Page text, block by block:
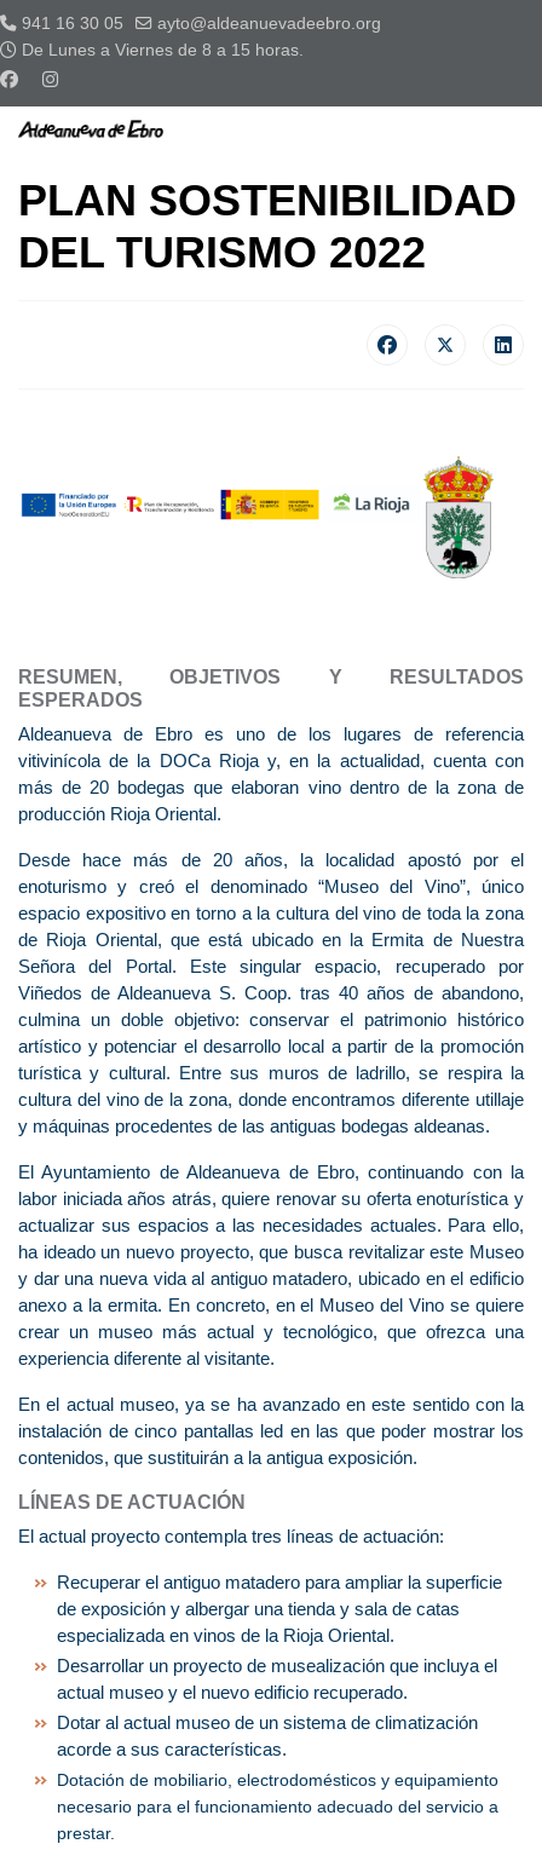
941 16 30 05
ayto@aldeanuevadeebro.org
De Lunes a Viernes de 8 a 15 horas.
PLAN SOSTENIBILIDAD
DEL TURISMO 2022
RESUMEN, OBJETIVOS Y RESULTADOS
ESPERADOS
Aldeanueva de Ebro es uno de los lugares de referencia
vitivinícola de la DOCa Rioja y, en la actualidad, cuenta con
más de 20 bodegas que elaboran vino dentro de la zona de
producción Rioja Oriental.
Desde hace más de 20 años, la localidad apostó por el
enoturismo y creó el denominado “Museo del Vino”, único
espacio expositivo en torno a la cultura del vino de toda la zona
de Rioja Oriental, que está ubicado en la Ermita de Nuestra
Señora del Portal. Este singular espacio, recuperado por
Viñedos de Aldeanueva S. Coop. tras 40 años de abandono,
culmina un doble objetivo: conservar el patrimonio histórico
artístico y potenciar el desarrollo local a partir de la promoción
turística y cultural. Entre sus muros de ladrillo, se respira la
cultura del vino de la zona, donde encontramos diferente utillaje
y máquinas procedentes de las antiguas bodegas aldeanas.
El Ayuntamiento de Aldeanueva de Ebro, continuando con la
labor iniciada años atrás, quiere renovar su oferta enoturística y
actualizar sus espacios a las necesidades actuales. Para ello,
ha ideado un nuevo proyecto, que busca revitalizar este Museo
y dar una nueva vida al antiguo matadero, ubicado en el edificio
anexo a la ermita. En concreto, en el Museo del Vino se quiere
crear un museo más actual y tecnológico, que ofrezca una
experiencia diferente al visitante.
En el actual museo, ya se ha avanzado en este sentido con la
instalación de cinco pantallas led en las que poder mostrar los
contenidos, que sustituirán a la antigua exposición.
LÍNEAS DE ACTUACIÓN
El actual proyecto contempla tres líneas de actuación:
Recuperar el antiguo matadero para ampliar la superficie
de exposición y albergar una tienda y sala de catas
especializada en vinos de la Rioja Oriental.
Desarrollar un proyecto de musealización que incluya el
actual museo y el nuevo edificio recuperado.
Dotar al actual museo de un sistema de climatización
acorde a sus características.
Dotación de mobiliario, electrodomésticos y equipamiento
necesario para el funcionamiento adecuado del servicio a
prestar.